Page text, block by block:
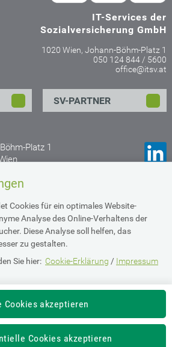
Cookies für ein optimales Website-
Analyse des Online-Verhaltens der
Diese Analyse soll helfen, das
zu gestalten.
Sie hier: Cookie-Erklärung / Impressum
jederzeit auf der Seite "Imperssum &
Cookies akzeptieren
Cookies akzeptieren
IT-Services der
Sozialversicherung GmbH
1020 Wien, Johann-Böhm-Platz 1
050 124 844 / 5600
office@itsv.at
SV-PARTNER
Platz 1
& Datenschutz
Barrierefreiheit